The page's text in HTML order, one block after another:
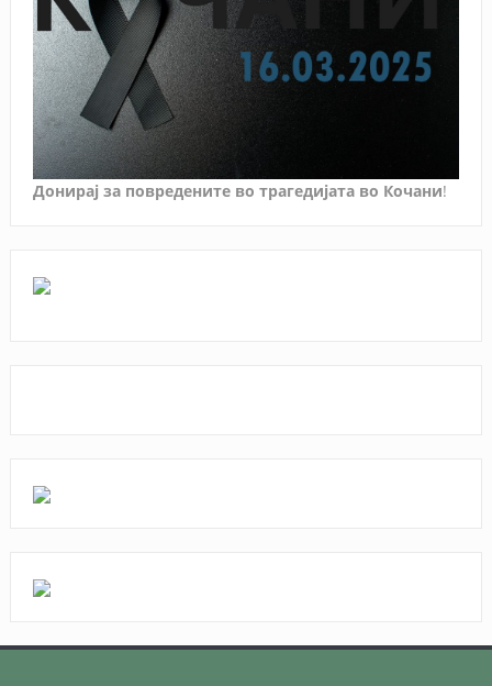
Донирај за повредените во трагедијата во Кочани!